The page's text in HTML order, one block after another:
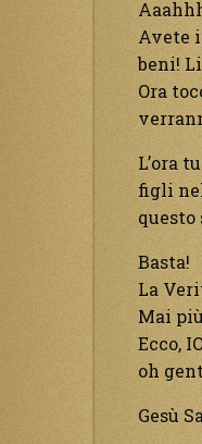
Avete
beni!
Ora
L’ora
figli
questo
Basta!
La
Mai
Ecco,
oh
Gesù